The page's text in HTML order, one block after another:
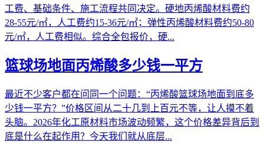
工费、基础条件、施工流程共同决定。硬地丙烯酸材料费约
28-55元/㎡，人工费约15-36元/㎡；弹性丙烯酸材料费约50-80
元/㎡，人工费相似。综合全包报价，硬...
篮球场地面丙烯酸多少钱一平方
最近不少客户都在问同一个问题：“丙烯酸篮球场地面到底多
少钱一平方？”价格区间从二十几到上百元不等，让人摸不着
头脑。2026年化工原材料市场波动频繁，这个价格差异背后到
底是什么在起作用？今天我们就从底层...